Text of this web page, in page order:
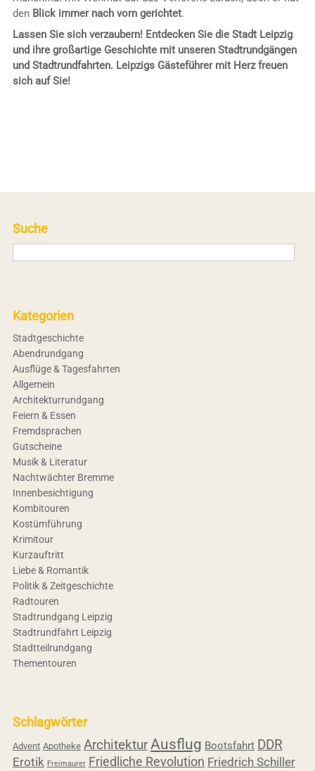
den Blick immer nach vorn gerichtet.
Lassen Sie sich verzaubern! Entdecken Sie die Stadt Leipzig
und ihre großartige Geschichte mit unseren Stadtrundgängen
und Stadtrundfahrten. Leipzigs Gästeführer mit Herz freuen
sich auf Sie!
Suche
Kategorien
Stadtgeschichte
Abendrundgang
Ausflüge & Tagesfahrten
Allgemein
Architekturrundgang
Feiern & Essen
Fremdsprachen
Gutscheine
Musik & Literatur
Nachtwächter Bremme
Innenbesichtigung
Kombitouren
Kostümführung
Krimitour
Kurzauftritt
Liebe & Romantik
Politik & Zeitgeschichte
Radtouren
Stadtrundgang Leipzig
Stadtrundfahrt Leipzig
Stadtteilrundgang
Thementouren
Schlagwörter
Advent Apotheke ArchitekturAusflug Bootsfahrt DDR
Erotik Freimaurer Friedliche Revolution Friedrich Schiller